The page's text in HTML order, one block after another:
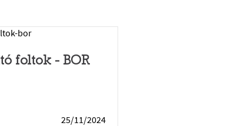
foltok - BOR
25/11/2024